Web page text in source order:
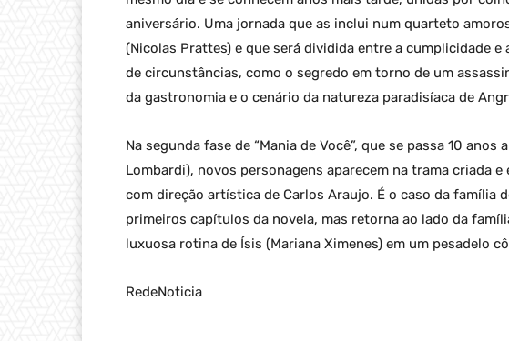
aniversário. Uma jornada que as inclui num quarteto
(Nicolas Prattes) e que será dividida entre a cumplicidade
de circunstâncias, como o segredo em torno de um
da gastronomia e o cenário da natureza paradisíaca de
Na segunda fase de “Mania de Você”, que se passa 10
Lombardi), novos personagens aparecem na trama criada
com direção artística de Carlos Araujo. É o caso da família
primeiros capítulos da novela, mas retorna ao lado da
luxuosa rotina de Ísis (Mariana Ximenes) em um pesadelo
RedeNoticia